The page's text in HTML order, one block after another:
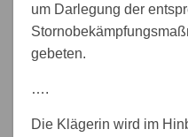
um Darlegung der
gebeten.
….
Die Klägerin wird im